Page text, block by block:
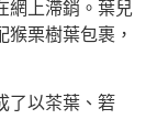
網上滯銷。葉兒
栗樹葉包裹，
了以茶葉、箬